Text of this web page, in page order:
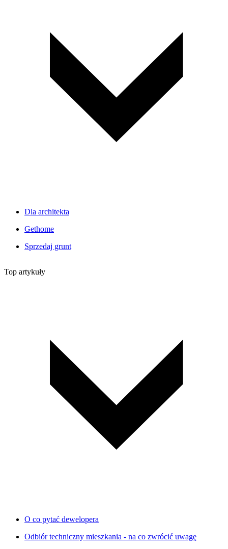
Dla architekta
Gethome
Sprzedaj grunt
Top artykuły
O co pytać dewelopera
Odbiór techniczny mieszkania - na co zwrócić uwagę